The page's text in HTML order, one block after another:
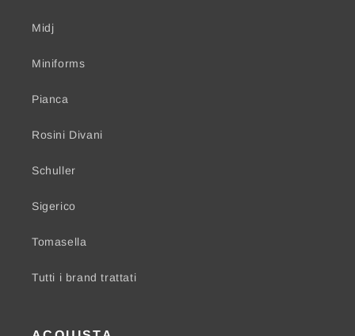
Midj
Miniforms
Pianca
Rosini Divani
Schuller
Sigerico
Tomasella
Tutti i brand trattati